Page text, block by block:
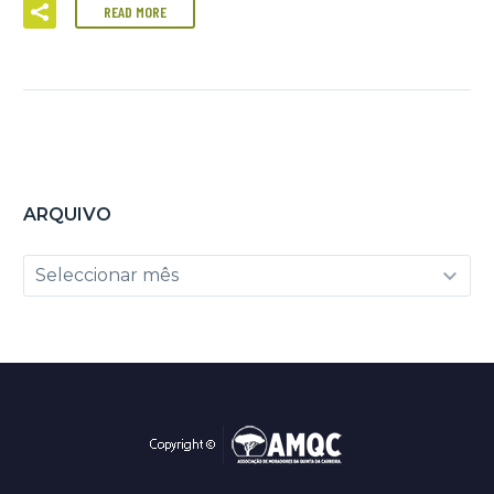
READ MORE
ARQUIVO
Arquivo
Seleccionar mês